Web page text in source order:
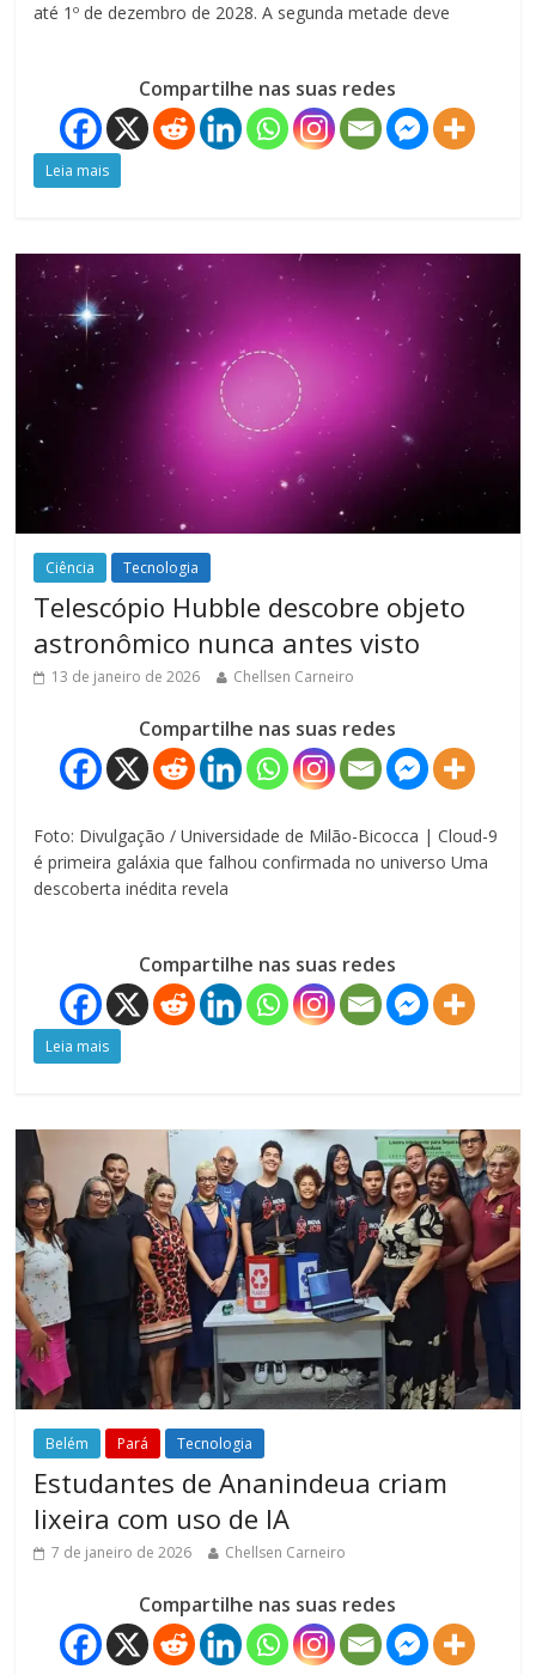
até 1º de dezembro de 2028. A segunda metade deve
Compartilhe nas suas redes
Leia mais
Ciência Tecnologia
Telescópio Hubble descobre objeto
astronômico nunca antes visto
13 de janeiro de 2026 Chellsen Carneiro
Compartilhe nas suas redes
Foto: Divulgação / Universidade de Milão-Bicocca | Cloud-9
é primeira galáxia que falhou confirmada no universo Uma
descoberta inédita revela
Compartilhe nas suas redes
Leia mais
Belém Pará Tecnologia
Estudantes de Ananindeua criam
lixeira com uso de IA
7 de janeiro de 2026 Chellsen Carneiro
Compartilhe nas suas redes